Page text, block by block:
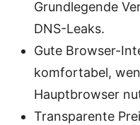
Grundlegende
DNS-Leaks.
Gute Browser-
komfortabel,
Hauptbrowser
Transparente